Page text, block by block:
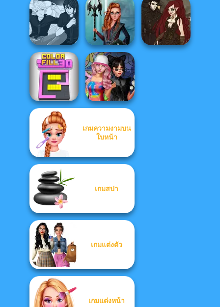
Billie's Weekly
Planner
Manga Creator -
Fantasy World...
Pomegranate
Pop: Autumn
Fashio...
Manga Creator -
Rebels Page 3
Centaur
Princesses
Color Fill 3D
Spin The Bottle
เกมความงามบน
ใบหน้า
เกมสปา
เกมแต่งตัว
เกมแต่งหน้า